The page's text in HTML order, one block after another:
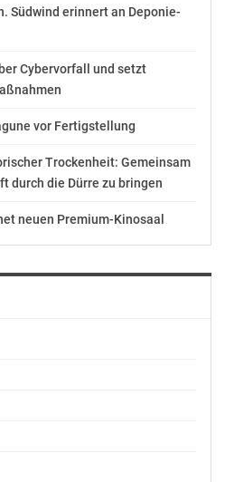
UNTER
VERANTWORTUNG
Service GmbH und
Südwind erinnert an Deponie-
Cybervorfall und setzt
vor Fertigstellung
Trockenheit: Gemeinsam
durch die Dürre zu bringen
neuen Premium-Kinosaal